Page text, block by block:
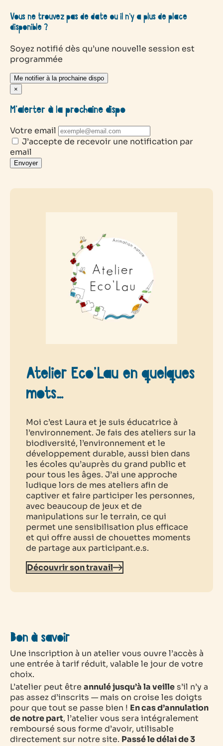
Vous ne trouvez pas de date ou il n’y a plus de place
disponible ?
Soyez notifié dès qu’une nouvelle session est
programmée
Me notifier à la prochaine dispo
×
M’alerter à la prochaine dispo
Votre email
J’accepte de recevoir une notification par
email
Envoyer
Atelier Eco’Lau en quelques
mots…
Moi c’est Laura et je suis éducatrice à
l’environnement. Je fais des ateliers sur la
biodiversité, l’environnement et le
développement durable, aussi bien dans
les écoles qu’auprès du grand public et
pour tous les âges. J’ai une approche
ludique lors de mes ateliers afin de
captiver et faire participer les personnes,
avec beaucoup de jeux et de
manipulations sur le terrain, ce qui
permet une sensibilisation plus efficace
et qui offre aussi de chouettes moments
de partage aux participant.e.s.
Découvrir son travail
Bon à savoir
Une inscription à un atelier vous ouvre l’accès à
une entrée à tarif réduit, valable le jour de votre
choix.
L’atelier peut être annulé jusqu’à la veille s’il n’y a
pas assez d’inscrits — mais on croise les doigts
pour que tout se passe bien ! En cas d’annulation
de notre part, l’atelier vous sera intégralement
remboursé sous forme d’avoir, utilisable
directement sur notre site. Passé le délai de 3